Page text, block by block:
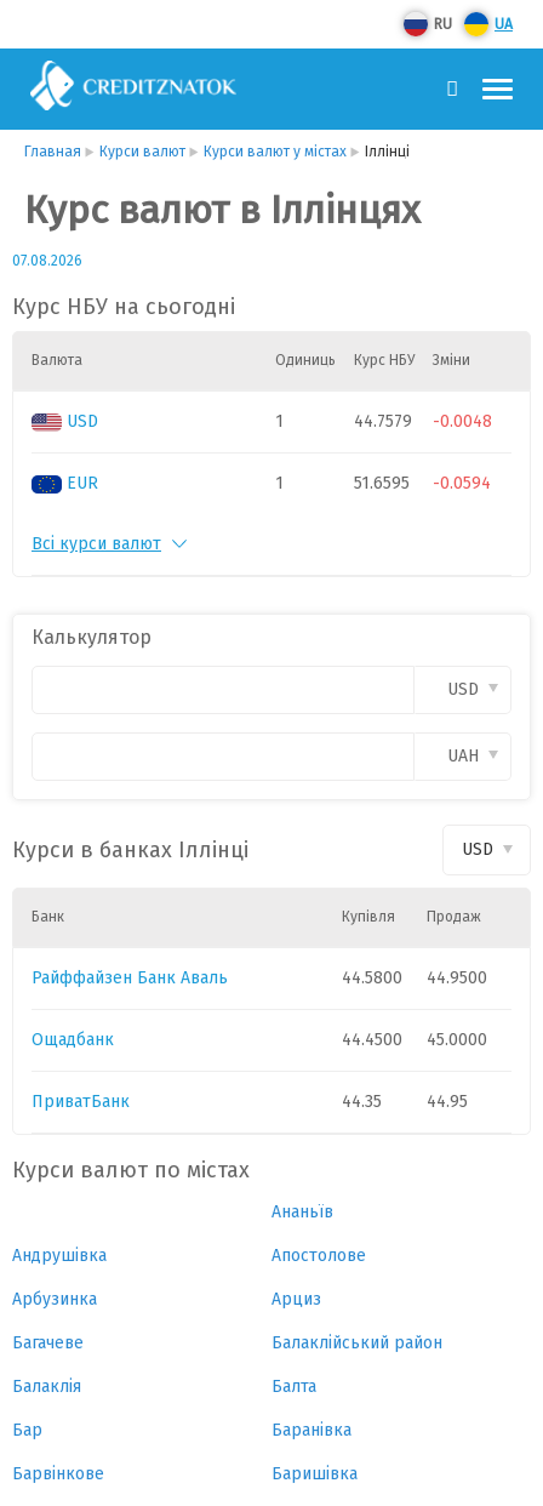
RU UA
Главная Курси валют Курси валют у містах Іллінці
Курс валют в Іллінцях
07.08.2026
Курс НБУ на сьогодні
Валюта Одиниць Курс НБУ Зміни
USD 1 44.7579 -0.0048
EUR 1 51.6595 -0.0594
CHF
GBP -0.0647
Всі курси валют
Калькулятор
USD
UAH
Курси в банках Іллінці USD
Банк Купівля Продаж
Райффайзен Банк Аваль 44.5800 44.9500
Ощадбанк 44.4500 45.0000
ПриватБанк 44.35 44.95
Курси валют по містах
Ананьїв
Андрушівка Апостолове
Арбузинка Арциз
Багачеве Балаклійський район
Балаклія Балта
Бар Баранівка
Барвінкове Баришівка